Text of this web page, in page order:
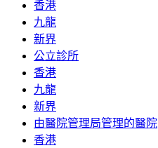
香港
九龍
新界
公立診所
香港
九龍
新界
由醫院管理局管理的醫院
香港